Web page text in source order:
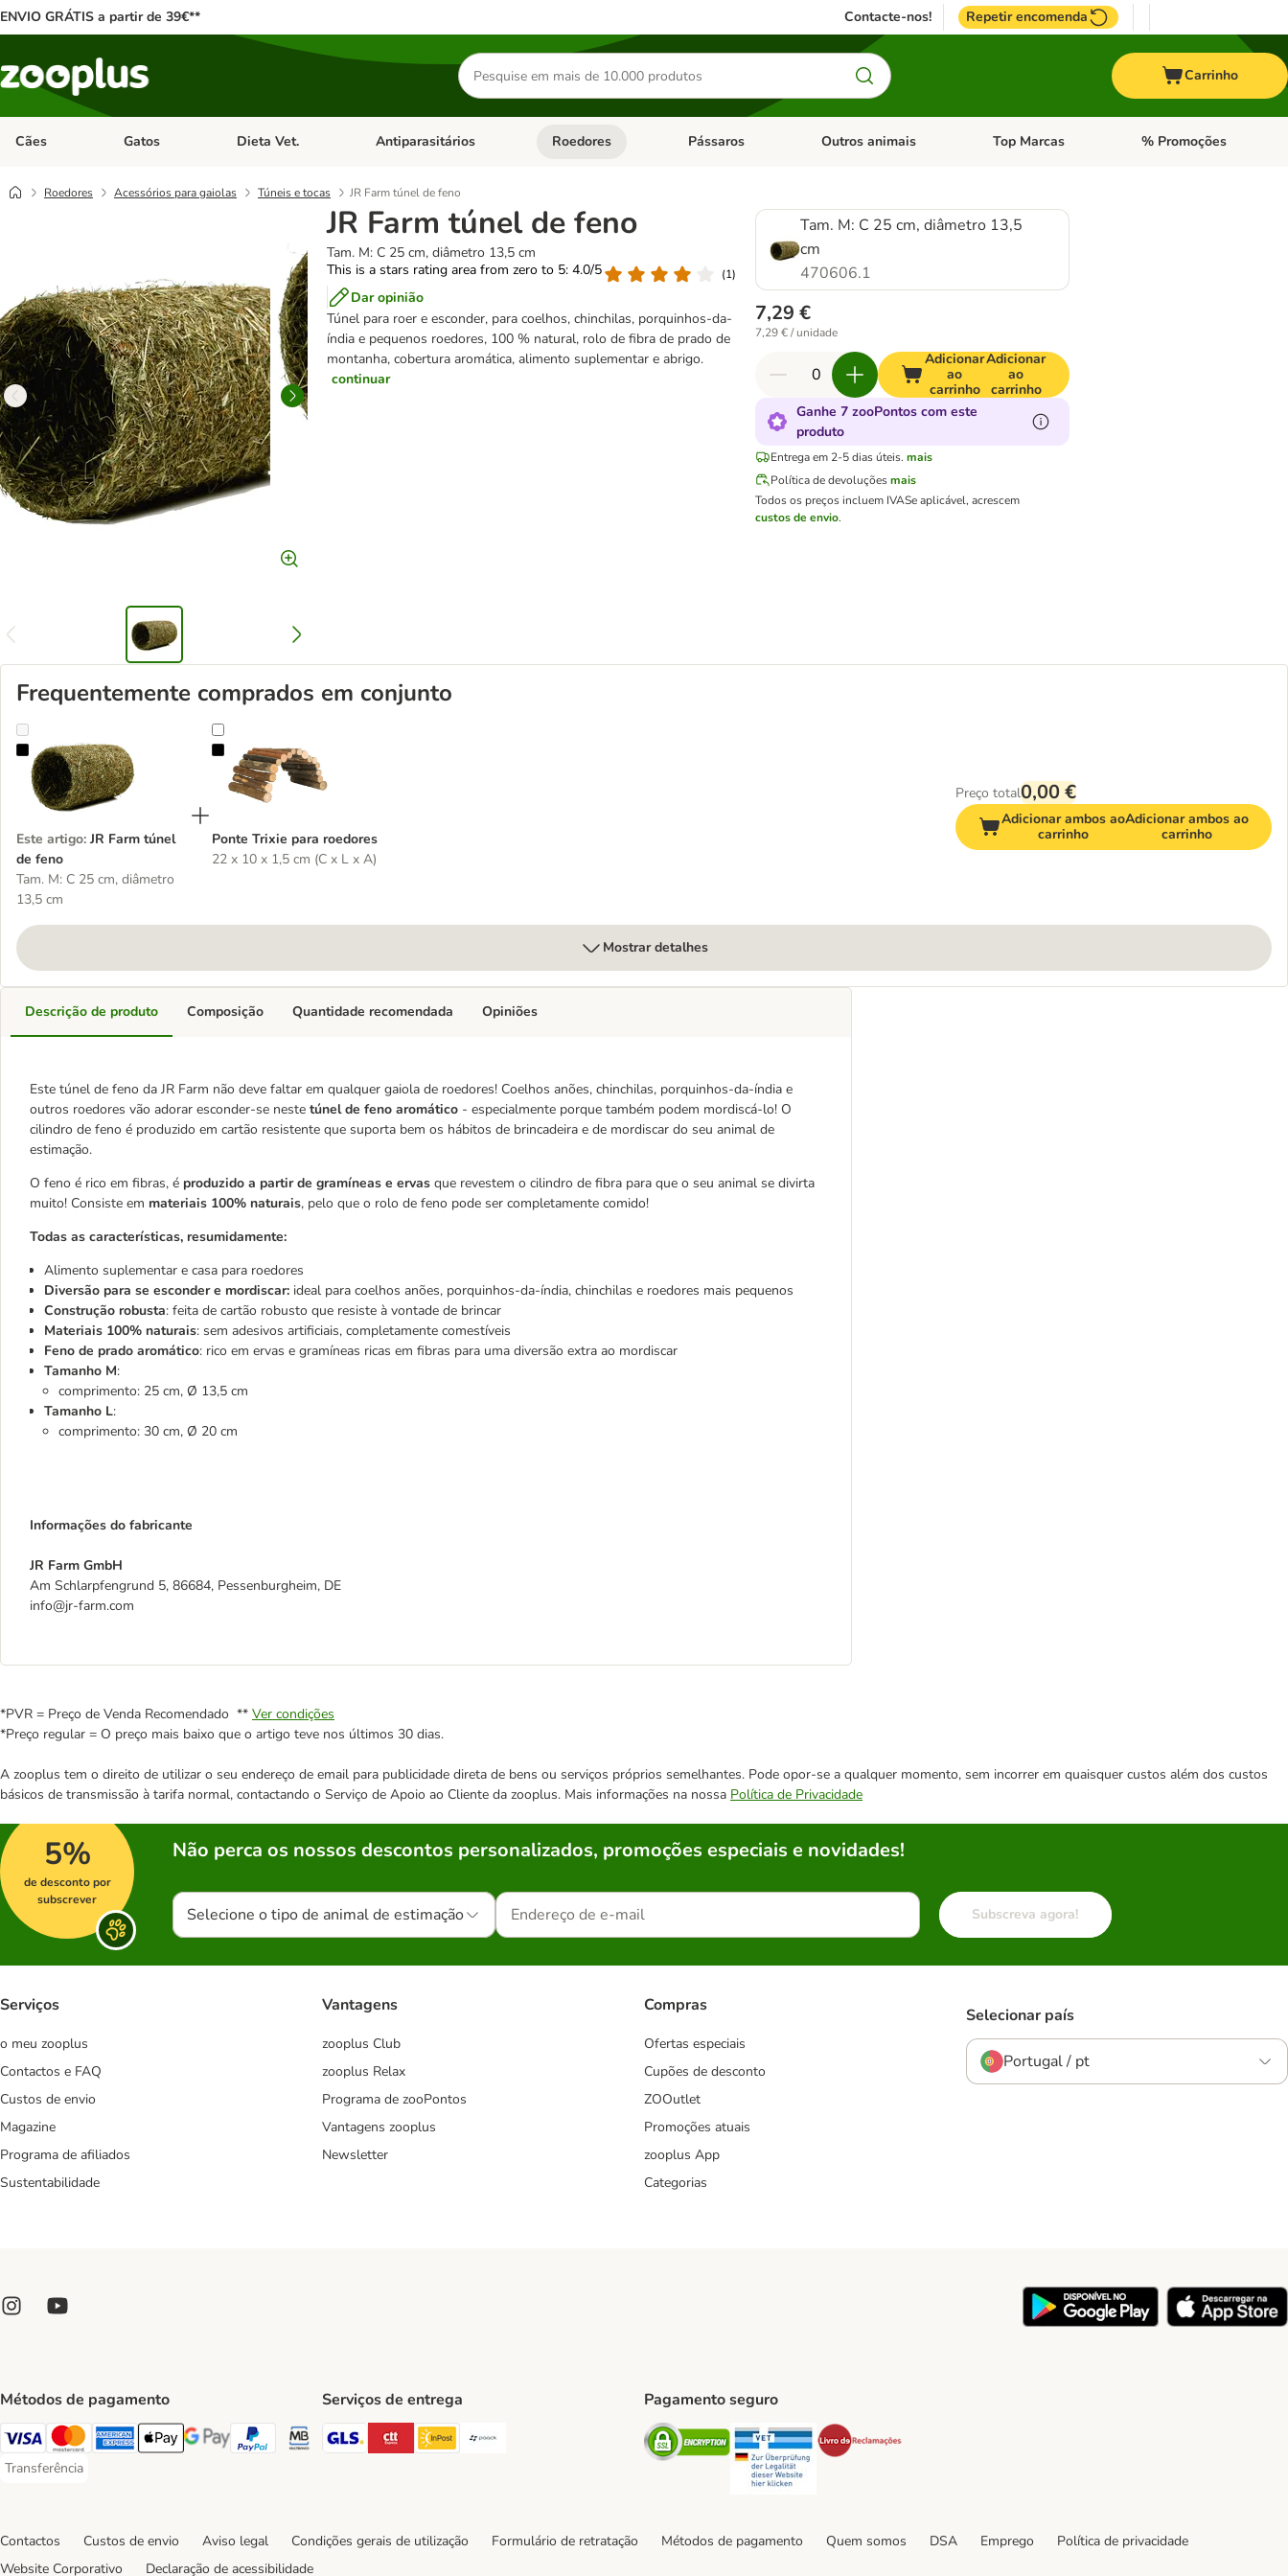
ENVIO GRÁTIS a partir de 39€** Contacte-nos! Repetir encomenda
Pesquisar
produtos
Carrinho
Cães Abrir menu de categoria: Cães
Gatos Abrir menu de categoria: Gatos
Dieta Vet. Abrir menu de categoria: Dieta Vet.
Antiparasitários Abrir menu de categoria: Antiparasitários
Roedores Abrir menu de categoria: Roedores
Pássaros Abrir menu de categoria: Pássaros
Outros animais Abrir menu de categoria: Outros animais
Top Marcas Abrir menu de categoria:
% Promoções
Roedores Acessórios para gaiolas Túneis e tocas JR Farm túnel de feno
JR Farm túnel de feno
Tam. M: C 25 cm, diâmetro 13,5 cm
This is a stars rating area from zero to 5: 4.0/5
(1)
Dar opinião
Túnel para roer e esconder, para coelhos, chinchilas, porquinhos-da-
índia e pequenos roedores, 100 % natural, rolo de fibra de prado de
montanha, cobertura aromática, alimento suplementar e abrigo.
continuar
Tam. M: C 25 cm, diâmetro 13,5
cm
470606.1
7,29 €
7,29 € / unidade
Adicionar
ao
carrinho
Adicionar
ao
carrinho
Ganhe 7 zooPontos com este
produto
Entrega em 2-5 dias úteis. mais
Política de devoluções mais
Todos os preços incluem IVASe aplicável, acrescem
custos de envio.
Frequentemente comprados em conjunto
JR Farm túnel de feno
Este artigo: JR Farm túnel
de feno
Tam. M: C 25 cm, diâmetro
13,5 cm
Ponte Trixie para roedores
Ponte Trixie para roedores
22 x 10 x 1,5 cm (C x L x A)
Preço total0,00 €
Adicionar ambos ao
carrinho
Adicionar ambos ao
carrinho
Mostrar detalhes
Descrição de produto
Este túnel de feno da JR Farm não deve faltar em qualquer gaiola de roedores! Coelhos anões, chinchilas, porquinhos-da-índia e
outros roedores vão adorar esconder-se neste túnel de feno aromático - especialmente porque também podem mordiscá-lo! O
cilindro de feno é produzido em cartão resistente que suporta bem os hábitos de brincadeira e de mordiscar do seu animal de
estimação.
O feno é rico em fibras, é produzido a partir de gramíneas e ervas que revestem o cilindro de fibra para que o seu animal se divirta
muito! Consiste em materiais 100% naturais, pelo que o rolo de feno pode ser completamente comido!
Todas as características, resumidamente:
Alimento suplementar e casa para roedores
Diversão para se esconder e mordiscar: ideal para coelhos anões, porquinhos-da-índia, chinchilas e roedores mais pequenos
Construção robusta: feita de cartão robusto que resiste à vontade de brincar
Materiais 100% naturais: sem adesivos artificiais, completamente comestíveis
Feno de prado aromático: rico em ervas e gramíneas ricas em fibras para uma diversão extra ao mordiscar
Tamanho M:
comprimento: 25 cm, Ø 13,5 cm
Tamanho L:
comprimento: 30 cm, Ø 20 cm
Informações do fabricante
JR Farm GmbH
Am Schlarpfengrund 5, 86684, Pessenburgheim, DE
info@jr-farm.com
Composição Quantidade recomendada Opiniões
*PVR = Preço de Venda Recomendado ** Ver condições
*Preço regular = O preço mais baixo que o artigo teve nos últimos 30 dias.
A zooplus tem o direito de utilizar o seu endereço de email para publicidade direta de bens ou serviços próprios semelhantes. Pode opor-se a qualquer momento, sem incorrer em quaisquer custos além dos custos
básicos de transmissão à tarifa normal, contactando o Serviço de Apoio ao Cliente da zooplus. Mais informações na nossa Política de Privacidade
5%
de desconto por
subscrever
Não perca os nossos descontos personalizados, promoções especiais e novidades!
Selecione o tipo de animal de estimação Subscreva agora!
Serviços
o meu zooplus
Contactos e FAQ
Custos de envio
Magazine
Programa de afiliados
Sustentabilidade
Vantagens
zooplus Club
zooplus Relax
Programa de zooPontos
Vantagens zooplus
Newsletter
Compras
Ofertas especiais
Cupões de desconto
ZOOutlet
Promoções atuais
zooplus App
Categorias
Selecionar país
Portugal / pt
Métodos de pagamento
Visa Payment Method
Mastercard Payment Method
American Express Payment Method
Apple Pay Payment Method
Google Pay Payment Method
PayPal Payment Method
Multibanco Payment Method
Transferência
Transferência Payment Method
Serviços de entrega
GLS Shipping Method
CTTExpress Shipping Method
InPost Shipping Method
Paack Shipping Method
Pagamento seguro
Security Security
Contactos Custos de envio Aviso legal Condições gerais de utilização Formulário de retratação Métodos de pagamento Quem somos DSA Emprego
Política de privacidade
Website Corporativo
Declaração de acessibilidade